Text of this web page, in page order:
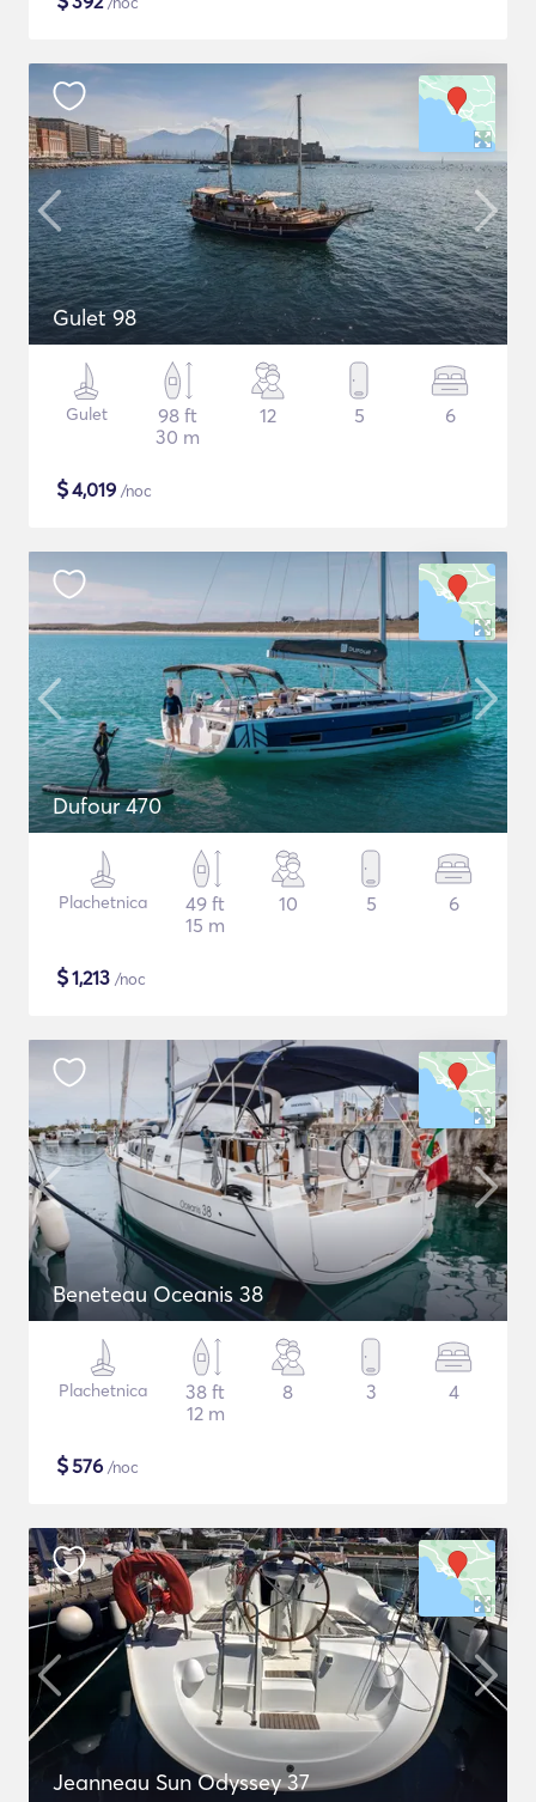
Gulet 98
Gulet
98 ft
30 m
12 5 6
$4,019 /noc
Dufour 470
Plachetnica
49 ft
15 m
10 5 6
$1,213 /noc
Beneteau Oceanis 38
Plachetnica
38 ft
12 m
8 3 4
$576 /noc
Jeanneau Sun Odyssey 37